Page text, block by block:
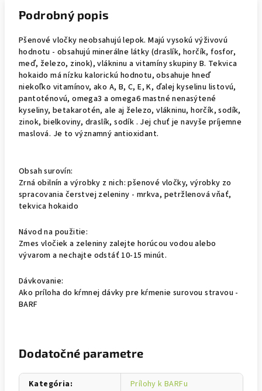
Podrobný popis
Pšenové vločky neobsahujú lepok. Majú vysokú výživovú
hodnotu - obsahujú minerálne látky (draslík, horčík, fosfor,
meď, železo, zinok), vlákninu a vitamíny skupiny B. Tekvica
hokaido má nízku kalorickú hodnotu, obsahuje hneď
niekoľko vitamínov, ako A, B, C, E, K, ďalej kyselinu listovú,
pantoténovú, omega3 a omega6 mastné nenasýtené
kyseliny, betakarotén, ale aj železo, vlákninu, horčík, sodík,
zinok, bielkoviny, draslík, sodík . Jej chuť je navyše príjemne
maslová. Je to významný antioxidant.
Obsah surovín:
Zrná obilnín a výrobky z nich: pšenové vločky, výrobky zo
spracovania čerstvej zeleniny - mrkva, petržlenová vňať,
tekvica hokaido
Návod na použitie:
Zmes vločiek a zeleniny zalejte horúcou vodou alebo
vývarom a nechajte odstáť 10-15 minút.
Dávkovanie:
Ako príloha do kŕmnej dávky pre kŕmenie surovou stravou -
BARF
Dodatočné parametre
Kategória:
Prílohy k BARFu